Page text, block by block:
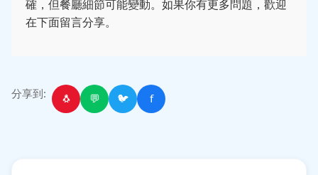
確，但餐廳細節可能變動。如果你有更多問題，歡迎
在下面留言分享。
分享到: 🐧 💬 🐦 f